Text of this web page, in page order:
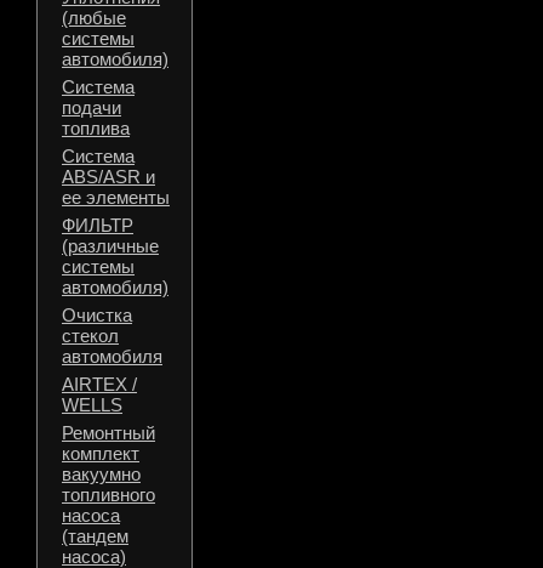
(любые
системы
автомобиля)
Система
подачи
топлива
Система
ABS/ASR и
ее элементы
ФИЛЬТР
(различные
системы
автомобиля)
Очистка
стекол
автомобиля
AIRTEX /
WELLS
Ремонтный
комплект
вакуумно
топливного
насоса
(тандем
насоса)